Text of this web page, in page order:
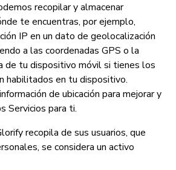
recopilar y almacenar
te encuentras, por ejemplo,
IP en un dato de geolocalización
a las coordenadas GPS o la
de tu dispositivo móvil si tienes los
habilitados en tu dispositivo.
de ubicación para mejorar y
Servicios para ti.
recopila de sus usuarios, que
se considera un activo